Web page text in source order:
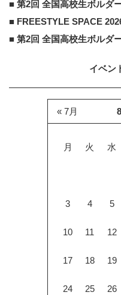
■ 第2回 全国高校生ボルダ
■ FREESTYLE SPACE
■ 第2回 全国高校生ボルダ
イベン
月 火 水
3 4 5
10 11 12
17 18 19
24 25 26
« 7月